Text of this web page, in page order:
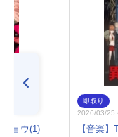
ョウ(1)
即取り
2026/03/25
【音楽